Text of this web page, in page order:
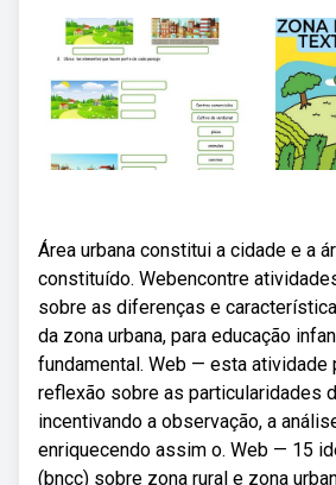
Área urbana constitui a cidade e a
constituído. Webencontre
sobre as diferenças e
da zona urbana, para educação
fundamental. Web — esta atividade
reflexão sobre as particularidades
incentivando a observação, a
enriquecendo assim o. Web — 15
(bncc) sobre zona rural e zona